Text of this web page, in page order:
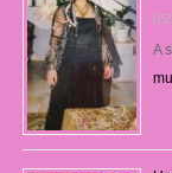
A